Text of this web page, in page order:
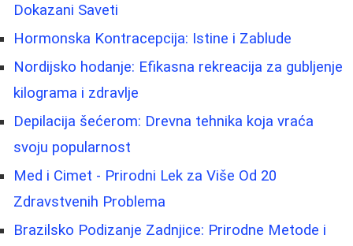
Dokazani Saveti
Hormonska Kontracepcija: Istine i Zablude
Nordijsko hodanje: Efikasna rekreacija za gubljenje
kilograma i zdravlje
Depilacija šećerom: Drevna tehnika koja vraća
svoju popularnost
Med i Cimet - Prirodni Lek za Više Od 20
Zdravstvenih Problema
Brazilsko Podizanje Zadnjice: Prirodne Metode i